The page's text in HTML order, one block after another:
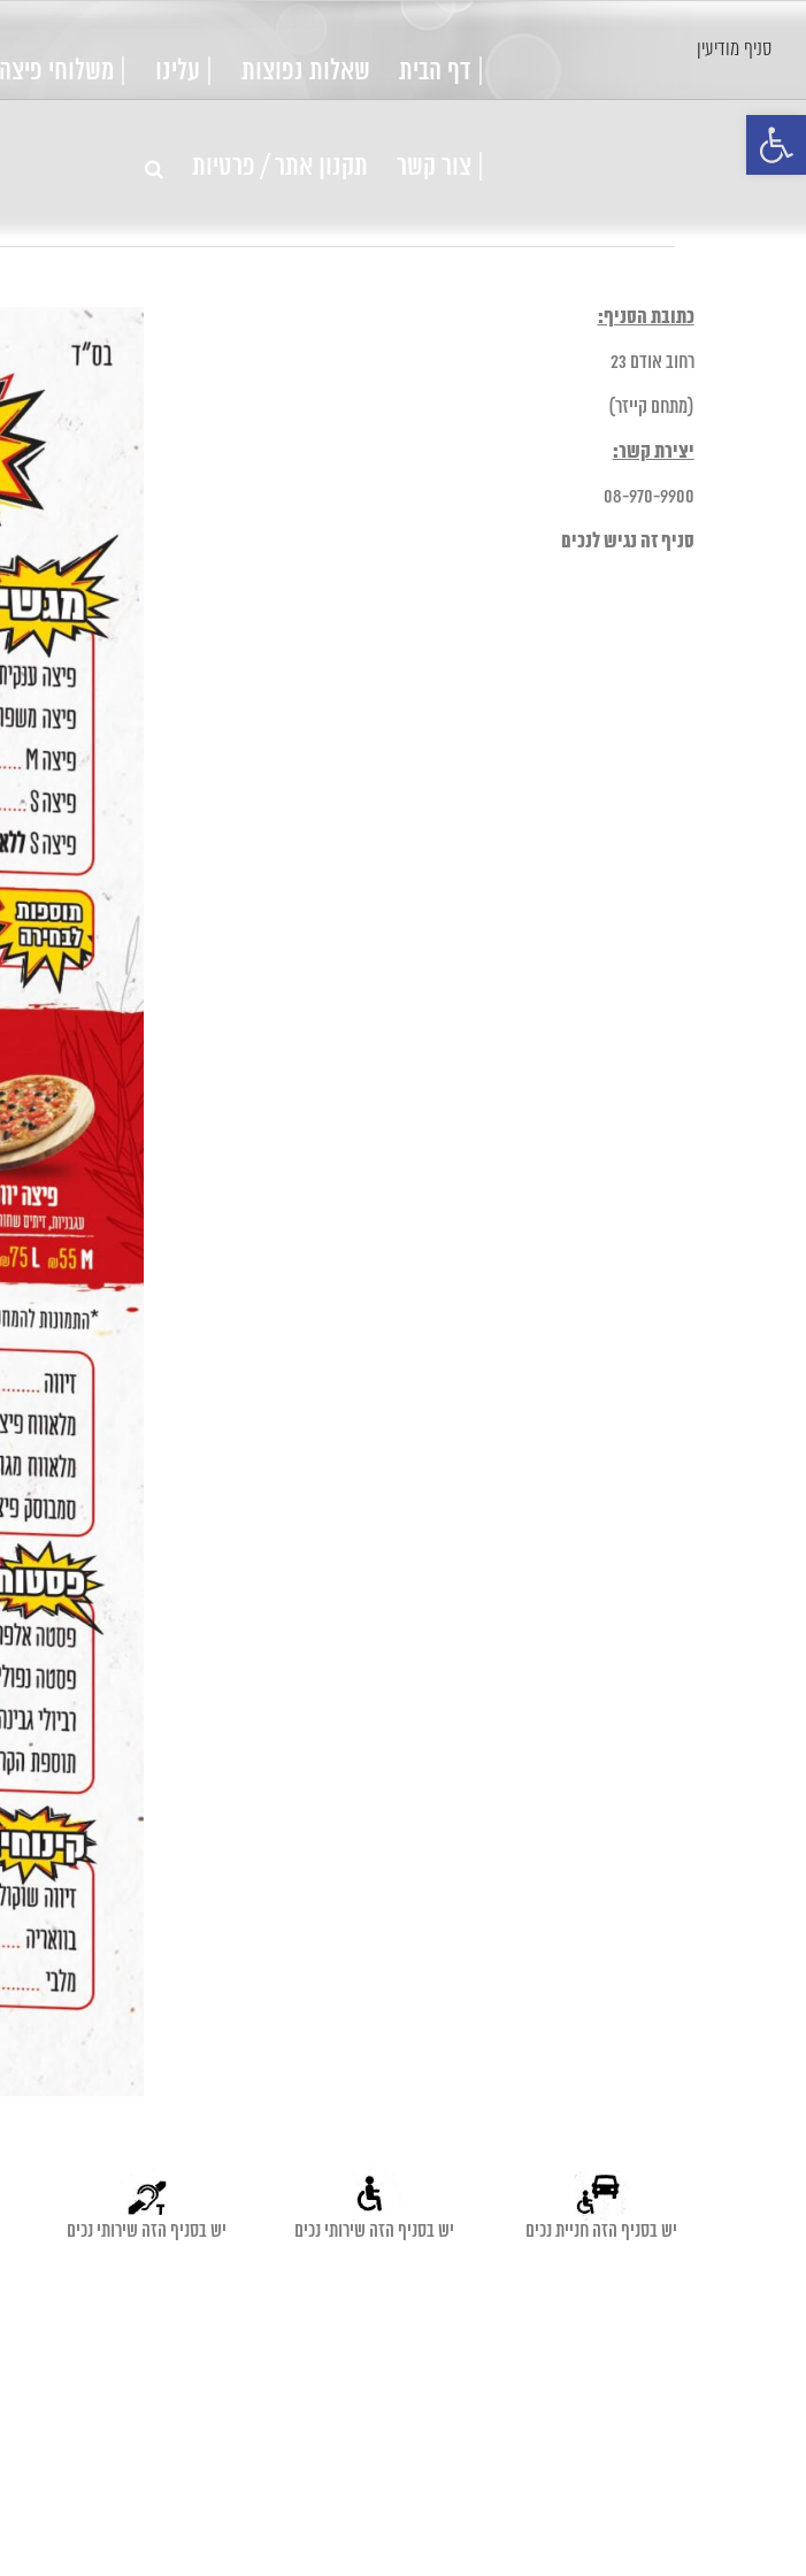
פתח סרגל נגישות
| דף הבית שאלות נפוצות | עלינו | משלוחי פיצה
| צור קשר תקנון אתר / פרטיות
סניף מודיעין
כתובת הסניף:
רחוב אודם 23
(מתחם קייזר)
יצירת קשר:
08-970-9900
סניף זה נגיש לנכים
יש בסניף הזה חניית נכים יש בסניף הזה שירותי נכים יש בסניף הזה שירותי נכים